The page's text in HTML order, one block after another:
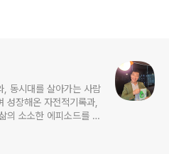
, 동시대를 살아가는 사람
성장해온 자전적기록과,
의 소소한 에피소드를 전
생수업